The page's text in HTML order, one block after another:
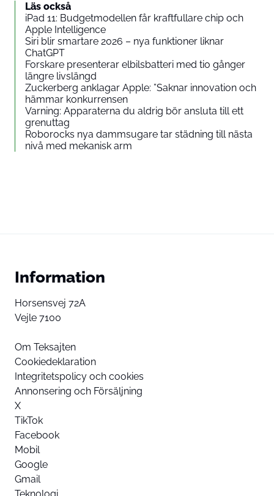
Läs också
iPad 11: Budgetmodellen får kraftfullare chip och
Apple Intelligence
Siri blir smartare 2026 – nya funktioner liknar
ChatGPT
Forskare presenterar elbilsbatteri med tio gånger
längre livslängd
Zuckerberg anklagar Apple: ”Saknar innovation och
hämmar konkurrensen
Varning: Apparaterna du aldrig bör ansluta till ett
grenuttag
Roborocks nya dammsugare tar städning till nästa
nivå med mekanisk arm
Information
Horsensvej 72A
Vejle 7100
Om Teksajten
Cookiedeklaration
Integritetspolicy och cookies
Annonsering och Försäljning
X
TikTok
Facebook
Mobil
Google
Gmail